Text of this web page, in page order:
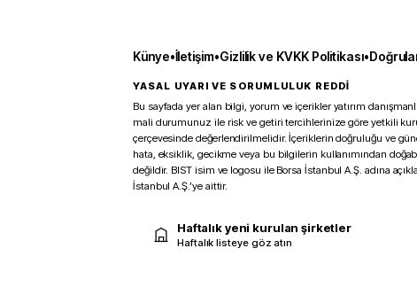
Künye•İletişim•Gizlilik ve KVKK Politikası•
YASAL UYARI VE SORUMLULUK REDDİ
Bu sayfada yer alan bilgi, yorum ve içerikler yatırım
mali durumunuz ile risk ve getiri tercihlerinize göre yetkili
çerçevesinde değerlendirilmelidir. İçeriklerin doğruluğu ve
hata, eksiklik, gecikme veya bu bilgilerin kullanımından
değildir. BIST isim ve logosu ile Borsa İstanbul A.Ş. adına
İstanbul A.Ş.’ye aittir.
Haftalık yeni kurulan şirketler
Haftalık listeye göz atın